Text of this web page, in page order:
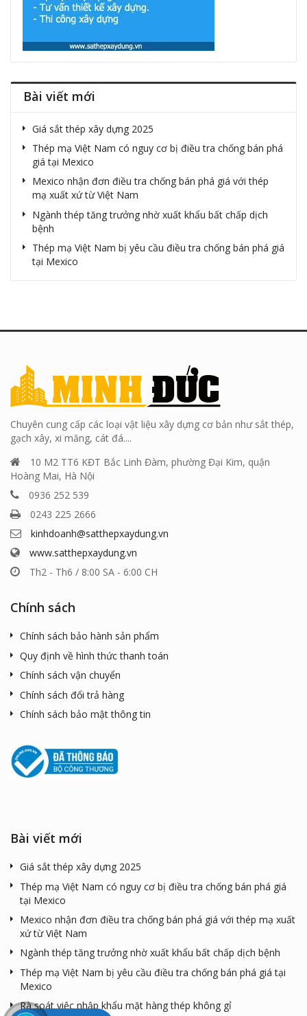
Bài viết mới
Giá sắt thép xây dựng 2025
Thép mạ Việt Nam có nguy cơ bị điều tra chống bán phá
giá tại Mexico
Mexico nhận đơn điều tra chống bán phá giá với thép
mạ xuất xứ từ Việt Nam
Ngành thép tăng trưởng nhờ xuất khẩu bất chấp dịch
bệnh
Thép mạ Việt Nam bị yêu cầu điều tra chống bán phá giá
tại Mexico
Chuyên cung cấp các loại vật liệu xây dựng cơ bản như sắt thép,
gạch xây, xi măng, cát đá....
10 M2 TT6 KĐT Bắc Linh Đàm, phường Đại Kim, quận
Hoàng Mai, Hà Nội
0936 252 539
0243 225 2666
kinhdoanh@satthepxaydung.vn
www.satthepxaydung.vn
Th2 - Th6 / 8:00 SA - 6:00 CH
Chính sách
Chính sách bảo hành sản phẩm
Quy định về hình thức thanh toán
Chính sách vận chuyển
Chính sách đổi trả hàng
Chính sách bảo mật thông tin
Bài viết mới
Giá sắt thép xây dựng 2025
Thép mạ Việt Nam có nguy cơ bị điều tra chống bán phá giá
tại Mexico
Mexico nhận đơn điều tra chống bán phá giá với thép mạ xuất
xứ từ Việt Nam
Ngành thép tăng trưởng nhờ xuất khẩu bất chấp dịch bệnh
Thép mạ Việt Nam bị yêu cầu điều tra chống bán phá giá tại
Mexico
Rà soát việc nhập khẩu mặt hàng thép không gỉ